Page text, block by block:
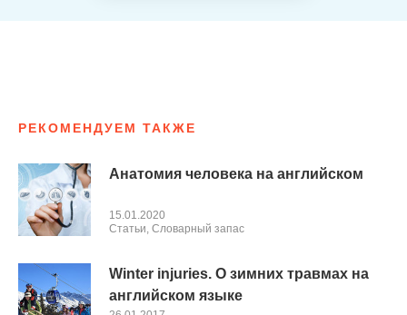
РЕКОМЕНДУЕМ ТАКЖЕ
Анатомия человека на английском
15.01.2020
Cтатьи, Словарный запас
Winter injuries. О зимних травмах на
английском языке